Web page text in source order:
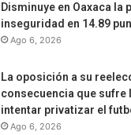
Disminuye en Oaxaca la
inseguridad en 14.89
Ago 6, 2026
La oposición a su
consecuencia que sufre
intentar privatizar el
Ago 6, 2026